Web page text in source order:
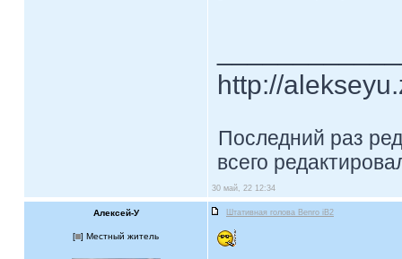
http://
Последний раз
всего
30 май, 22 12:34
Алексей-У Штативная голова Benro iB2
[ ] Местный житель